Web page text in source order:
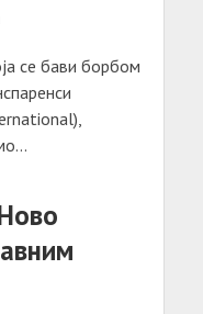
се бави борбом